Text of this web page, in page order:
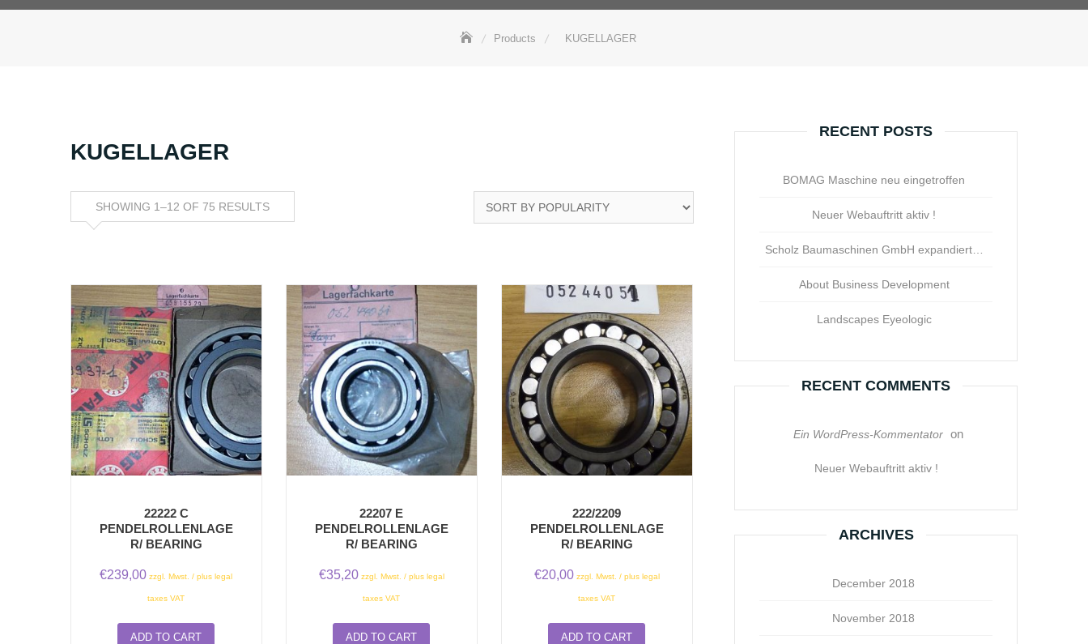
Products KUGELLAGER
KUGELLAGER
SHOWING 1–12 OF 75 RESULTS
22222 C
PENDELROLLENLAGE
R/ BEARING
€239,00 zzgl. Mwst. / plus legal
taxes VAT
ADD TO CART
22207 E
PENDELROLLENLAGE
R/ BEARING
€35,20 zzgl. Mwst. / plus legal
taxes VAT
ADD TO CART
222/2209
PENDELROLLENLAGE
R/ BEARING
€20,00 zzgl. Mwst. / plus legal
taxes VAT
ADD TO CART
RECENT POSTS
BOMAG Maschine neu eingetroffen
Neuer Webauftritt aktiv !
Scholz Baumaschinen GmbH expandiert…
About Business Development
Landscapes Eyeologic
RECENT COMMENTS
Ein WordPress-Kommentator on
Neuer Webauftritt aktiv !
ARCHIVES
December 2018
November 2018